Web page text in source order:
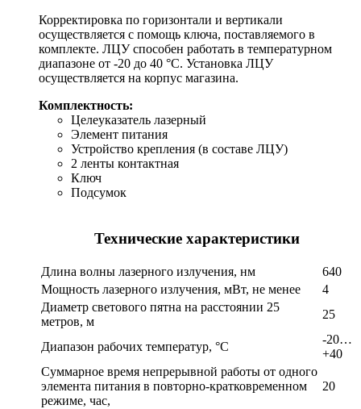
Корректировка по горизонтали и вертикали
осуществляется с помощь ключа, поставляемого в
комплекте. ЛЦУ способен работать в температурном
диапазоне от -20 до 40 °С. Установка ЛЦУ
осуществляется на корпус магазина.
Комплектность:
Целеуказатель лазерный
Элемент питания
Устройство крепления (в составе ЛЦУ)
2 ленты контактная
Ключ
Подсумок
Технические характеристики
Длина волны лазерного излучения, нм
640
Мощность лазерного излучения, мВт, не менее
4
Диаметр светового пятна на расстоянии 25
метров, м
25
Диапазон рабочих температур, °С
-20…
+40
Суммарное время непрерывной работы от одного
элемента питания в повторно-кратковременном
режиме, час,
20